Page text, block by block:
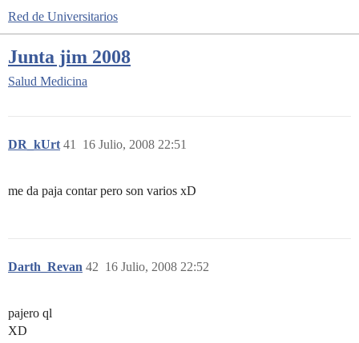
Red de Universitarios
Junta jim 2008
Salud Medicina
DR_kUrt 16 Julio, 2008 22:51
41
me da paja contar pero son varios xD
Darth_Revan 16 Julio, 2008 22:52
42
pajero ql
XD